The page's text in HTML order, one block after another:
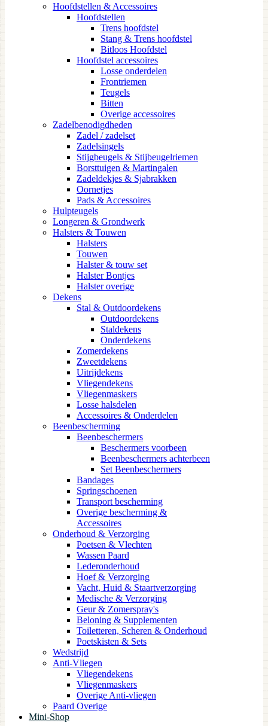
Hoofdstellen & Accessoires
Hoofdstellen
Trens hoofdstel
Stang & Trens hoofdstel
Bitloos Hoofdstel
Hoofdstel accessoires
Losse onderdelen
Frontriemen
Teugels
Bitten
Overige accessoires
Zadelbenodigdheden
Zadel / zadelset
Zadelsingels
Stijgbeugels & Stijbeugelriemen
Borsttuigen & Martingalen
Zadeldekjes & Sjabrakken
Oornetjes
Pads & Accessoires
Hulpteugels
Longeren & Grondwerk
Halsters & Touwen
Halsters
Touwen
Halster & touw set
Halster Bontjes
Halster overige
Dekens
Stal & Outdoordekens
Outdoordekens
Staldekens
Onderdekens
Zomerdekens
Zweetdekens
Uitrijdekens
Vliegendekens
Vliegenmaskers
Losse halsdelen
Accessoires & Onderdelen
Beenbescherming
Beenbeschermers
Beschermers voorbeen
Beenbeschermers achterbeen
Set Beenbeschermers
Bandages
Springschoenen
Transport bescherming
Overige bescherming &
Accessoires
Onderhoud & Verzorging
Poetsen & Vlechten
Wassen Paard
Lederonderhoud
Hoef & Verzorging
Vacht, Huid & Staartverzorging
Medische & Verzorging
Geur & Zomerspray's
Beloning & Supplementen
Toiletteren, Scheren & Onderhoud
Poetskisten & Sets
Wedstrijd
Anti-Vliegen
Vliegendekens
Vliegenmaskers
Overige Anti-vliegen
Paard Overige
Mini-Shop